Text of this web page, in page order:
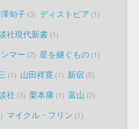
旬子 3 ディストピア 1
社現代新書 1
マー 2 星を継ぐもの 1
1 山田祥寛 1 新宿 5
社 3 栗本康 1 富山 2
マイクル・フリン 1